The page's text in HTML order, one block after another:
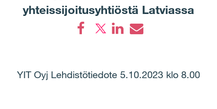
yhteissijoitusyhtiöstä Latviassa
YIT Oyj Lehdistötiedote 5.10.2023 klo 8.00